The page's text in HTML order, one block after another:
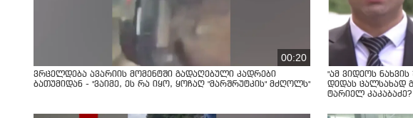
00:20
ვრცელდება ავარიის მომენტში გადაღებული კადრები
ბათუმიდან - "ვაიმე, ეს რა იყო, ყოჩაღ "მარშრუტკის" მძღოლს"
"ამ ვიდეოს
დედას ცალსახად
ტარიელ კაკაბაძე?